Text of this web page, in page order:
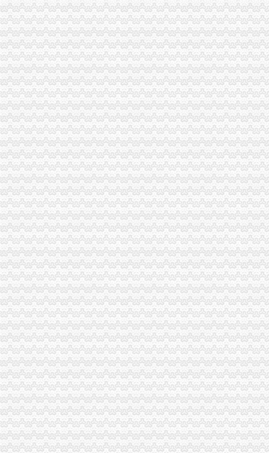
【加洲葡萄酒进口报关代理费用】价格_厂家_加洲葡萄酒进口报关代理
【税务操作-5000起,东莞市环洲商务咨询有限公司招聘】-东莞赶集网
惠州代办乌拉圭签证乌拉圭商务签证申请表下载</U>
【去巴西能看球赛么】巴西、阿根廷、智利、鲁经典15天
花卉园代办执照
嘉诚跑腿,24小时代办,营业执照、礼品、鲜花-温州58同城
北京世园会园区建设全面启动北京汽车美容今题网
代办园林资质,北京园林绿化资质,北京园林资质代办-一般商务
顺德碧桂园紫罗兰养殖_顺德碧桂园紫罗兰采购/批发_顺德碧桂园紫罗
山东省威海市锦程园林花卉__执照认证
回兴代办执照
深交所信息公告（2011-11-30）_股票频道_证券之星
【图】外地购车回执单一事,求减少阴影面积_福克斯论坛_汽车之家论
渝开发：2010年半年度财务报告_渝开发（000514）_公告正文_财经_
2011全新秋款女妆批发代理加盟-回兴服装/鞋帽/箱包|重庆酷易搜
生产成本工程招标公告_招标信息_北京瑞博恒达招标代理有限公司
渝北区代办执照流程
渝酷味火锅招商_渝酷味火锅加盟_渝酷味火锅代理_渝酷味火锅加盟电
渝北工商执照代办_列表网
外资公司注册-顶呱呱,一站式企业服务平台
工商税务
建筑施工企业常见的十大风险及应对-工程管理-筑龙项目管理论坛
重庆代办执照
重庆营业执照代办！
重庆代办营业执照_重庆工商代办_重庆公司注册选重庆鑫祺财务公司
重庆代理记账-重庆工商代办电话价格-重庆营业执照代办-重庆注册公司-
页-重庆社保代办|重庆江北执照代办|重庆代理记帐|重庆财务咨询--023
重庆渝中区周边代办执照找代办营业执照多少钱？_【公司注册服务】
渝北区代办执照
【重庆渝北工商代办,请找赢缘财务,服务致上】价格,厂家,图片,
重庆渝中区公司注册代办流程办理工商执照的_重庆慢牛工商咨询_新
关于设立重庆鹏诚保险代理有限公司美冠菲亚和美冠雪佛兰营业部的
重庆渝北财富中心周边执照新办变更如何补办营业执照_【会计服务】
我想在渝北区开家所但是不知道一个具体流程？_重庆市公开信箱